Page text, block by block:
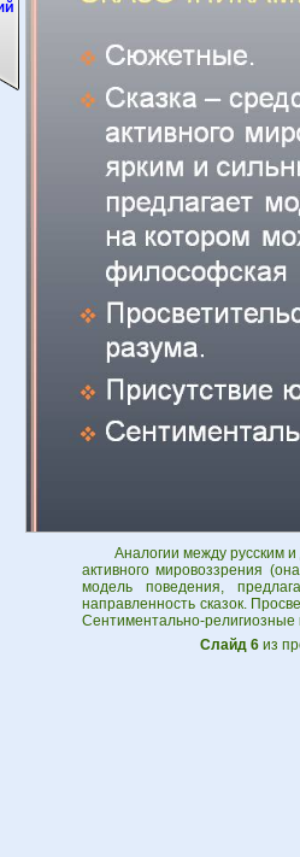
Аналогии между русским
активного мировоззрения
модель поведения,
направленность сказок.
Сентиментально-религиозные
Слайд 6из